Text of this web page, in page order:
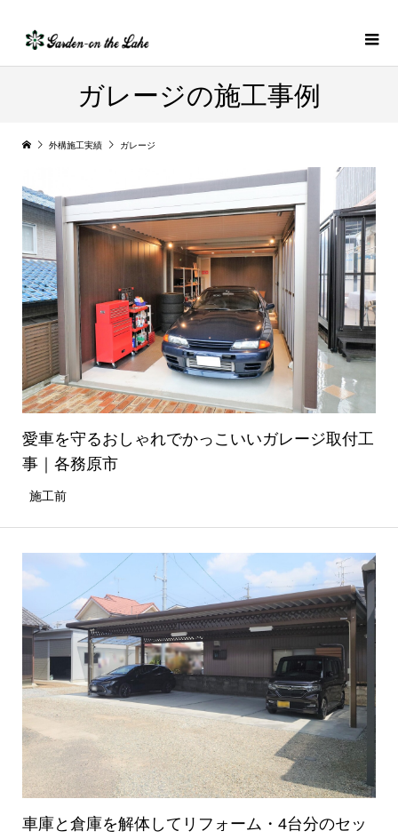
ガレージの施工事例
外構施工実績 ガレージ
愛車を守るおしゃれでかっこいいガレージ取付工
事｜各務原市
施工前
車庫と倉庫を解体してリフォーム・4台分のセッ